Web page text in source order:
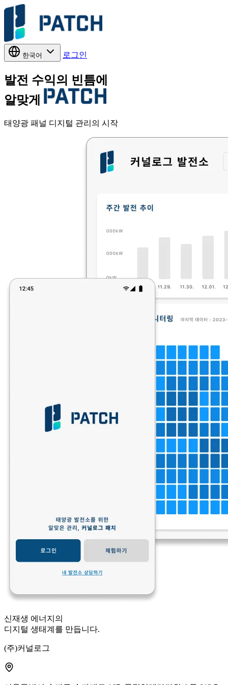
한국어 로그인
발전 수익의 빈틈에
알맞게
태양광 패널 디지털 관리의 시작
신재생 에너지의
디지털 생태계 를 만듭니다.
(주)커널로그